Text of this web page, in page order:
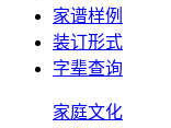
家谱样例
装订形式
字辈查询
家庭文化